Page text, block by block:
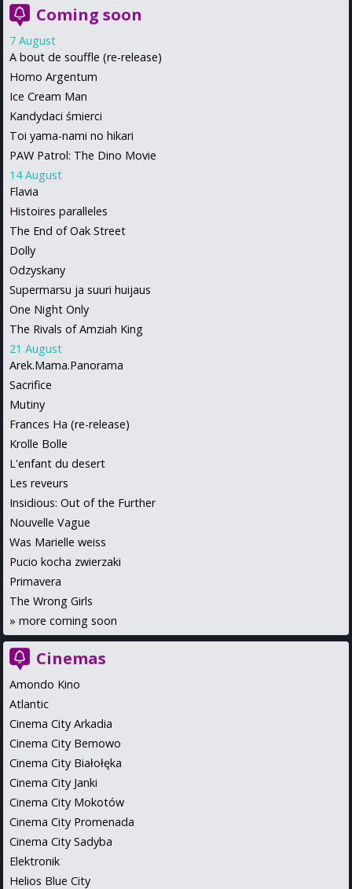
Coming soon
7 August
A bout de souffle (re-release)
Homo Argentum
Ice Cream Man
Kandydaci śmierci
Toi yama-nami no hikari
PAW Patrol: The Dino Movie
14 August
Flavia
Histoires paralleles
The End of Oak Street
Dolly
Odzyskany
Supermarsu ja suuri huijaus
One Night Only
The Rivals of Amziah King
21 August
Arek.Mama.Panorama
Sacrifice
Mutiny
Frances Ha (re-release)
Krolle Bolle
L'enfant du desert
Les reveurs
Insidious: Out of the Further
Nouvelle Vague
Was Marielle weiss
Pucio kocha zwierzaki
Primavera
The Wrong Girls
» more coming soon
Cinemas
Amondo Kino
Atlantic
Cinema City Arkadia
Cinema City Bemowo
Cinema City Białołęka
Cinema City Janki
Cinema City Mokotów
Cinema City Promenada
Cinema City Sadyba
Elektronik
Helios Blue City